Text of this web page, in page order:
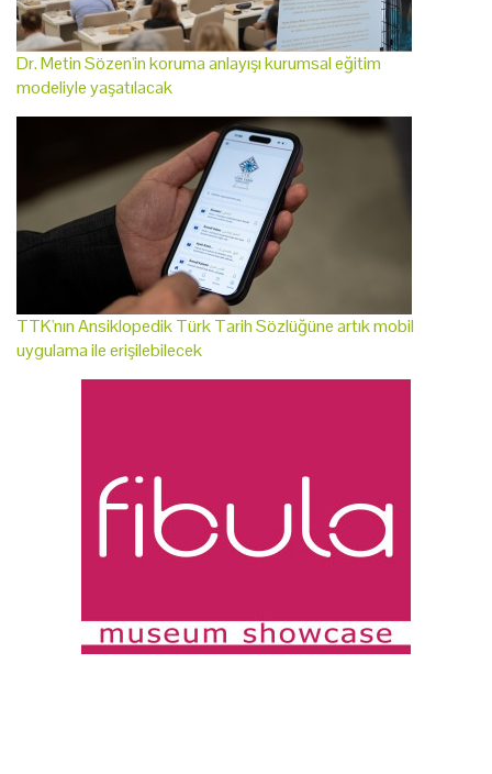
Dr. Metin Sözen'in koruma anlayışı kurumsal eğitim
modeliyle yaşatılacak
TTK'nın Ansiklopedik Türk Tarih Sözlüğüne artık mobil
uygulama ile erişilebilecek